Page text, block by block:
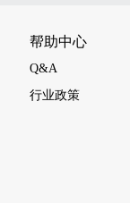
帮助中心
Q&A
行业政策